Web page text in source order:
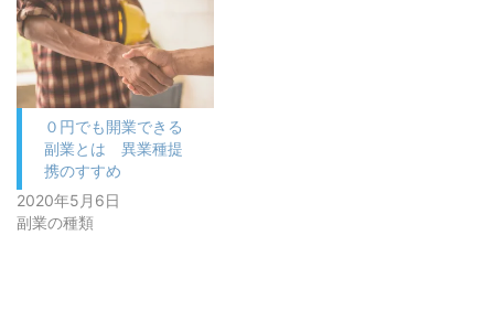
０円でも開業できる
副業とは 異業種提
携のすすめ
2020年5月6日
副業の種類